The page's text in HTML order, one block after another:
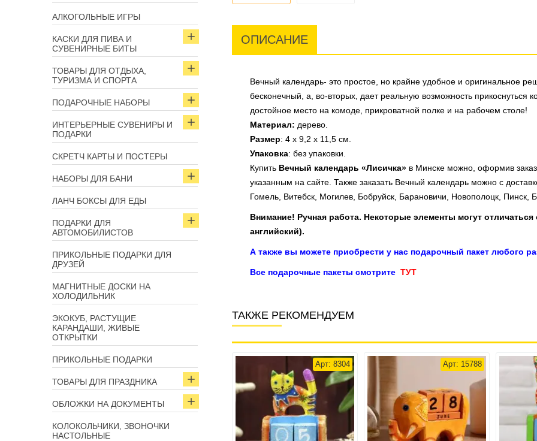
АЛКОГОЛЬНЫЕ ИГРЫ
КАСКИ ДЛЯ ПИВА И
СУВЕНИРНЫЕ БИТЫ
ТОВАРЫ ДЛЯ ОТДЫХА,
ТУРИЗМА И СПОРТА
ПОДАРОЧНЫЕ НАБОРЫ
ИНТЕРЬЕРНЫЕ СУВЕНИРЫ И
ПОДАРКИ
СКРЕТЧ КАРТЫ И ПОСТЕРЫ
НАБОРЫ ДЛЯ БАНИ
ЛАНЧ БОКСЫ ДЛЯ ЕДЫ
ПОДАРКИ ДЛЯ
АВТОМОБИЛИСТОВ
ПРИКОЛЬНЫЕ ПОДАРКИ ДЛЯ
ДРУЗЕЙ
МАГНИТНЫЕ ДОСКИ НА
ХОЛОДИЛЬНИК
ЭКОКУБ, РАСТУЩИЕ
КАРАНДАШИ, ЖИВЫЕ
ОТКРЫТКИ
ПРИКОЛЬНЫЕ ПОДАРКИ
ТОВАРЫ ДЛЯ ПРАЗДНИКА
ОБЛОЖКИ НА ДОКУМЕНТЫ
КОЛОКОЛЬЧИКИ, ЗВОНОЧКИ
НАСТОЛЬНЫЕ
ОПИСАНИЕ
Вечный календарь- это простое, но крайне удобное и оригинальное
бесконечный, а, во-вторых, дает реальную возможность прикоснуться
достойное место на комоде, прикроватной полке и на рабочем столе!
Материал: дерево.
Размер: 4 х 9,2 х 11,5 см.
Упаковка: без упаковки.
Купить Вечный календарь «Лисичка» в Минске можно, оформив
указанным на сайте. Также заказать Вечный календарь можно с
Гомель, Витебск, Могилев, Бобруйск, Барановичи, Новополоцк, Пинск,
Внимание! Ручная работа. Некоторые элементы могут
английский).
А также вы можете приобрести у нас подарочный пакет любого
Все подарочные пакеты смотрите ТУТ
ТАКЖЕ РЕКОМЕНДУЕМ
Арт: 6894 Арт: 8304 Арт: 15788